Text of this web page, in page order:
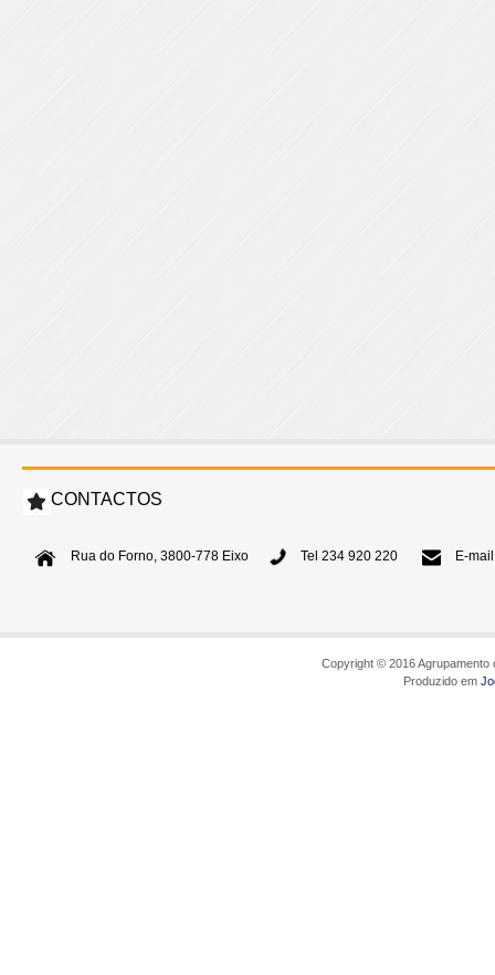
CONTACTOS
Rua do Forno, 3800-778 Eixo Tel 234 920 220 E-
Copyright © 2016
Produzido em